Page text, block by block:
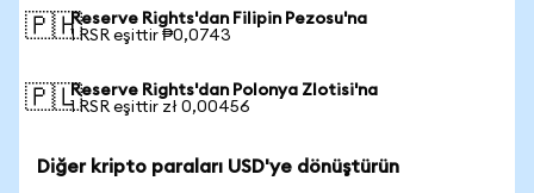
🇵🇭Reserve Rights'dan Filipin Pezosu'na
1 RSR eşittir ₱0,0743
🇵🇱Reserve Rights'dan Polonya Zlotisi'na
1 RSR eşittir zł 0,00456
Diğer kripto paraları USD'ye dönüştürün